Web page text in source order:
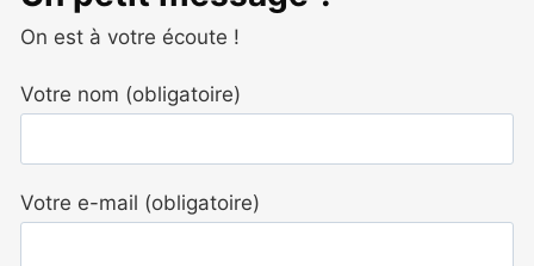
On est à votre écoute !
Votre nom (obligatoire)
Votre e-mail (obligatoire)